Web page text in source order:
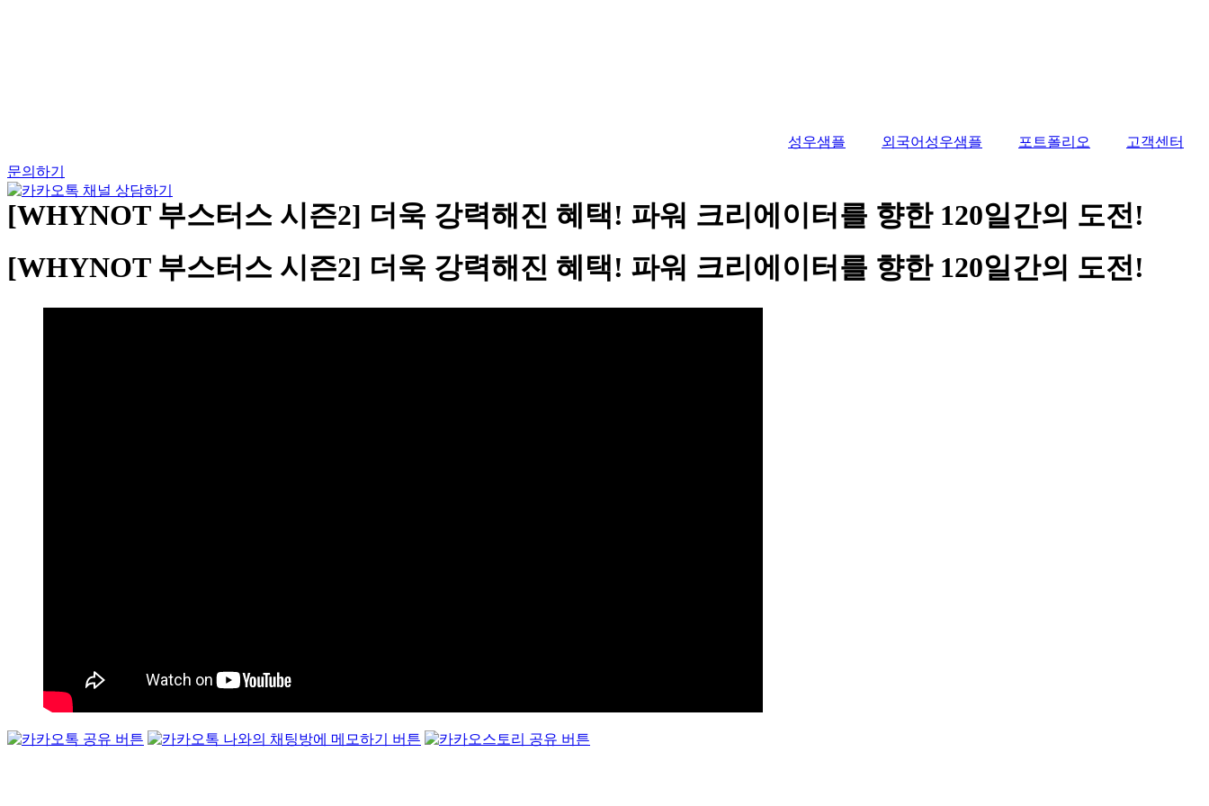
성우샘플 외국어성우샘플 포트폴리오
고객센터
문의하기
[WHYNOT 부스터스 시즌2] 더욱 강력해진 혜택! 파워 크리에이터를 향한 120일간의 도전!
[WHYNOT 부스터스 시즌2] 더욱 강력해진 혜택! 파워 크리에이터를 향한 120일간의 도전!